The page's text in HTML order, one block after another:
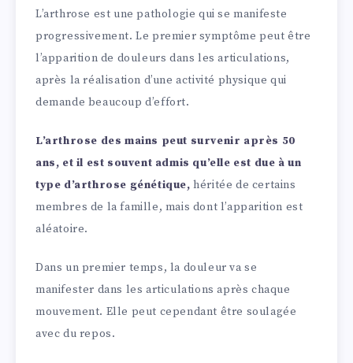
L’arthrose est une pathologie qui se manifeste
progressivement. Le premier symptôme peut être
l’apparition de douleurs dans les articulations,
après la réalisation d’une activité physique qui
demande beaucoup d’effort.
L’arthrose des mains peut survenir après 50
ans, et il est souvent admis qu’elle est due à un
type d’arthrose génétique, héritée de certains
membres de la famille, mais dont l’apparition est
aléatoire.
Dans un premier temps, la douleur va se
manifester dans les articulations après chaque
mouvement. Elle peut cependant être soulagée
avec du repos.